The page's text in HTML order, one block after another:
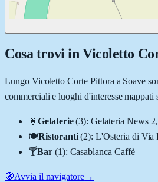
Cosa trovi in Vicoletto
Lungo Vicoletto Corte Pittora a Soave
commerciali e luoghi d'interesse mappati
🍦 Gelaterie (3):Gelateria News
🍽️Ristoranti (2):L'Osteria di Via
🍸Bar (1): Casablanca Caffè
🧭Avvia il navigatore→